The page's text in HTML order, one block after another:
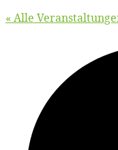
« Alle